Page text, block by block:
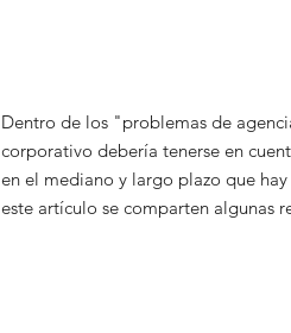
Dentro de los "problemas de
corporativo debería tenerse en
en el mediano y largo plazo que
este artículo se comparten algunas